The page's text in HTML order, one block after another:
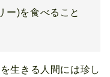
ー)を食べること
生きる人間には珍し